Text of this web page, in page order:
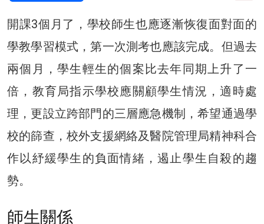
開課3個月了，學校師生也應逐漸恢復面對面的
學教學習模式，第一次測考也應該完成。但過去
兩個月，學生輕生的個案比去年同期上升了一
倍，教育局指示學校應關顧學生情況，適時處
理，更設立跨部門的三層應急機制，希望通過學
校的篩查，校外支援網絡及醫院管理局精神科合
作以紓緩學生的負面情緒，遏止學生自殺的趨
勢。
師生關係